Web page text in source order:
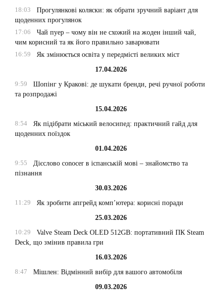
18:03
Прогулянкові коляски: як обрати зручний варіант для
щоденних прогулянок
17:06
Чай пуер – чому він не схожий на жоден інший чай,
чим корисний та як його правильно заварювати
16:59
Як змінюється освіта у передмісті великих міст
17.04.2026
9:59
Шопінг у Кракові: де шукати бренди, речі ручної роботи
та розпродажі
15.04.2026
8:54
Як підібрати міський велосипед: практичний гайд для
щоденних поїздок
01.04.2026
9:55
Дієслово conocer в іспанській мові – знайомство та
пізнання
30.03.2026
11:29
Як зробити апгрейд комп’ютера: корисні поради
25.03.2026
10:29
Valve Steam Deck OLED 512GB: портативний ПК Steam
Deck, що змінив правила гри
16.03.2026
8:47
Мішлен: Відмінний вибір для вашого автомобіля
09.03.2026